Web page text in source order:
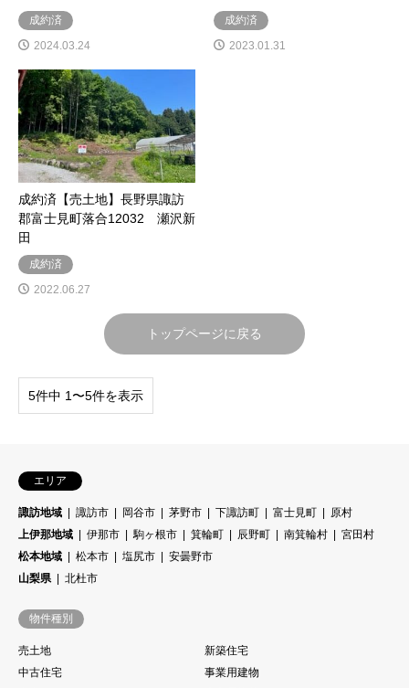
成約済
2024.03.24
成約済
2023.01.31
成約済【売土地】長野県諏訪
郡富士見町落合12032 瀬沢新
田
成約済
2022.06.27
トップページに戻る
5件中 1〜5件を表示
エリア
諏訪地域 諏訪市 岡谷市 茅野市 下諏訪町 富士見町
原村
上伊那地域
伊那市 駒ヶ根市 箕輪町 辰野町 南箕輪村
宮田村
松本地域
松本市 塩尻市
安曇野市
山梨県
北杜市
物件種別
売土地
新築住宅
中古住宅
事業用建物